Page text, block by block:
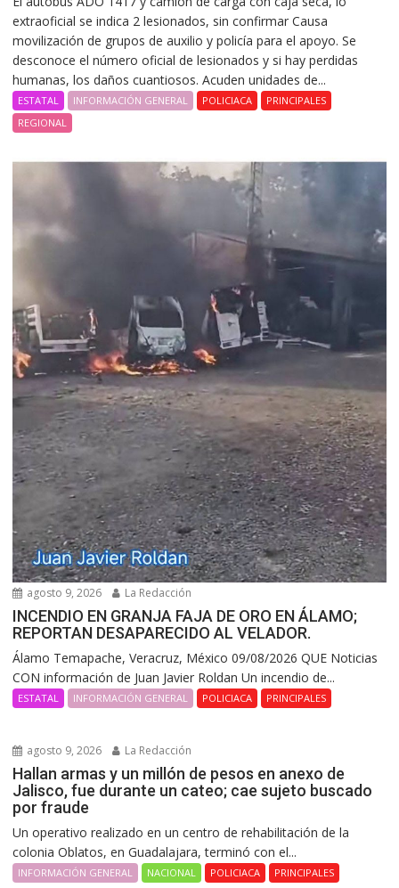
extraoficial se indica 2 lesionados, sin confirmar Causa
movilización de grupos de auxilio y policía para el apoyo. Se
desconoce el número oficial de lesionados y si hay perdidas
humanas, los daños cuantiosos. Acuden unidades de...
ESTATAL INFORMACIÓN GENERAL POLICIACA
PRINCIPALES
REGIONAL
agosto 9, 2026 La Redacción
INCENDIO EN GRANJA FAJA DE ORO EN ÁLAMO;
REPORTAN DESAPARECIDO AL VELADOR.
Álamo Temapache, Veracruz, México 09/08/2026 QUE Noticias
CON información de Juan Javier Roldan Un incendio de...
ESTATAL INFORMACIÓN GENERAL POLICIACA PRINCIPALES
agosto 9, 2026 La Redacción
Hallan armas y un millón de pesos en anexo de
Jalisco, fue durante un cateo; cae sujeto buscado
por fraude
Un operativo realizado en un centro de rehabilitación de la
colonia Oblatos, en Guadalajara, terminó con el...
INFORMACIÓN GENERAL NACIONAL POLICIACA PRINCIPALES